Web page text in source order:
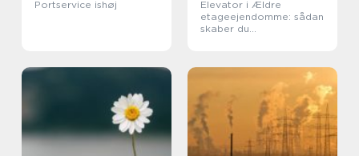
Portservice ishøj
Elevator i Ældre
etageejendomme: sådan
skaber du